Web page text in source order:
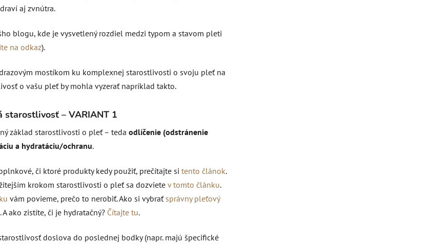
aj zvnútra.
blogu, kde je vysvetlený rozdiel medzi typom a stavom pleti
na odkaz).
mostíkom ku komplexnej starostlivosti o svoju pleť na
o vašu pleť by mohla vyzerať napríklad takto.
starostlivosť – VARIANT 1
základ starostlivosti o pleť – teda odlíčenie (odstránenie
a hydratáciu/ochranu.
či ktoré produkty kedy použiť, prečítajte si tento článok.
krokom starostlivosti o pleť sa dozviete v tomto článku.
vám povieme, prečo to nerobiť. Ako si vybrať správny pleťový
ako zistíte, či je hydratačný? Čítajte tu.
doslova do poslednej bodky (napr. majú špecifické